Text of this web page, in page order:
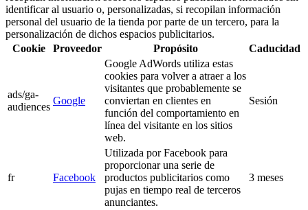
identificar al usuario o, personalizadas, si recopilan información
personal del usuario de la tienda por parte de un tercero, para la
personalización de dichos espacios publicitarios.
Cookie
Proveedor Propósito Caducidad
ads/ga-
audiences
Google
Google AdWords utiliza estas
cookies para volver a atraer a los
visitantes que probablemente se
conviertan en clientes en
función del comportamiento en
línea del visitante en los sitios
web.
Sesión
fr Facebook
Utilizada por Facebook para
proporcionar una serie de
productos publicitarios como
pujas en tiempo real de terceros
anunciantes.
3 meses